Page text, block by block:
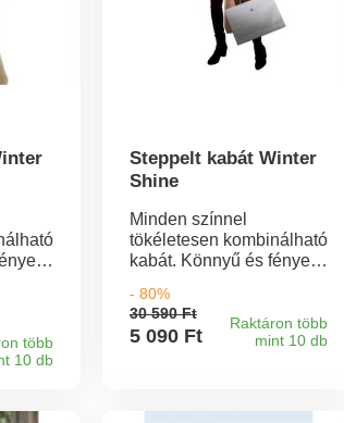
több
10 db
Steppelt kabát Winter
Shine
Minden színnel
tökéletesen kombinálható
kabát. Könnyű és fényes
Műszőrmével díszített
kapucni. Praktikus
zsebek cipzárral. Hossza
- 80%
30 590 Ft
5 090 Ft
Raktáron több
mint 10 db